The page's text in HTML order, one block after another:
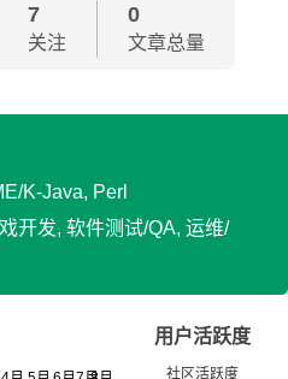
7
关注
0
文章总量
K-Java, Perl
开发, 软件测试/QA, 运维/
用户活跃度